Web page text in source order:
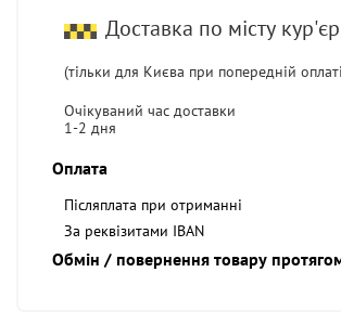
Доставка по місту кур'єр
(тільки для Києва при попередній
Очікуваний час доставки
1-2 дня
Оплата
Післяплата при отриманні
За реквізитами IBAN
Обмін / повернення товару